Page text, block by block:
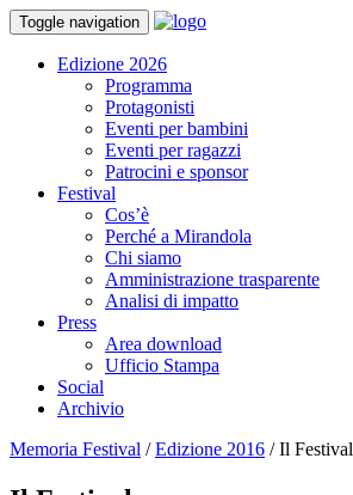
Toggle navigation
Edizione 2026
Programma
Protagonisti
Eventi per bambini
Eventi per ragazzi
Patrocini e sponsor
Festival
Cos’è
Perché a Mirandola
Chi siamo
Amministrazione trasparente
Analisi di impatto
Press
Area download
Ufficio Stampa
Social
Archivio
Memoria Festival /Edizione 2016 /Il Festival